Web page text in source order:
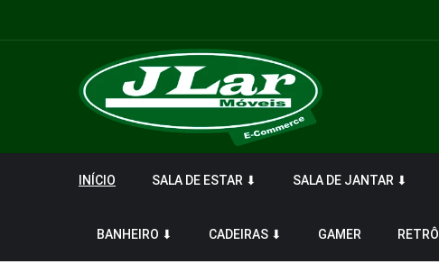
INÍCIO SALA DE ESTAR ⬇ SALA DE JANTAR ⬇
BANHEIRO ⬇ CADEIRAS ⬇ GAMER RETRÔ